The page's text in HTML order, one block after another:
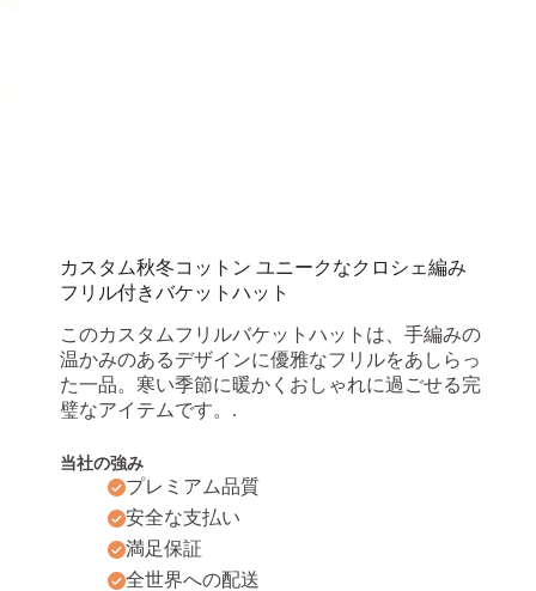
カスタム秋冬コットン ユニークなクロシェ編み
フリル付きバケットハット
このカスタムフリルバケットハットは、手編みの
温かみのあるデザインに優雅なフリルをあしらっ
た一品。寒い季節に暖かくおしゃれに過ごせる完
璧なアイテムです。.
当社の強み
プレミアム品質
安全な支払い
満足保証
全世界への配送